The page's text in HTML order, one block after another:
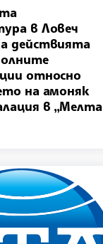
в Ловеч
действията
относно
на амоняк
в „Мелта